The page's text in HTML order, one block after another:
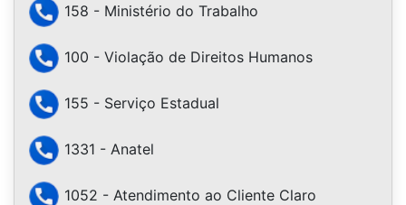
158 - Ministério do Trabalho
100 - Violação de Direitos Humanos
155 - Serviço Estadual
1331 - Anatel
1052 - Atendimento ao Cliente Claro